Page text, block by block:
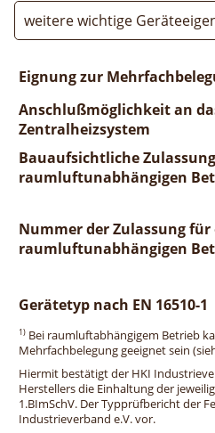
weitere wichtige
Eignung zur
Anschlußmöglichkeit an
Zentralheizsystem
Bauaufsichtliche
raumluftunabhängigen
Nummer der Zulassung für
raumluftunabhängigen
Gerätetyp nach EN 16510-1
1) Bei raumluftabhängigem Betrieb
Mehrfachbelegung geeignet sein
Hiermit bestätigt der HKI
Herstellers die Einhaltung der
1.BImSchV. Der Typprüfbericht der
Industrieverband e.V. vor.